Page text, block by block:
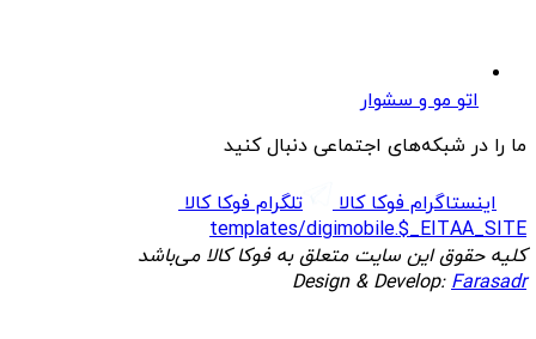
اتو مو و سشوار
ما را در شبکه‌های اجتماعی دنبال کنید
اینستاگرام فوکا کالا
تلگرام فوکا کالا
templates/digimobile.$_EITAA_SITE
کلیه حقوق این سایت متعلق به فوکا کالا می‌باشد
Design & Develop:Farasadr